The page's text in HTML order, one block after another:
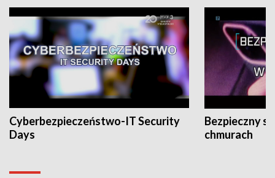
Cyberbezpieczeństwo-IT Security
Days
Bezpieczny
chmurach